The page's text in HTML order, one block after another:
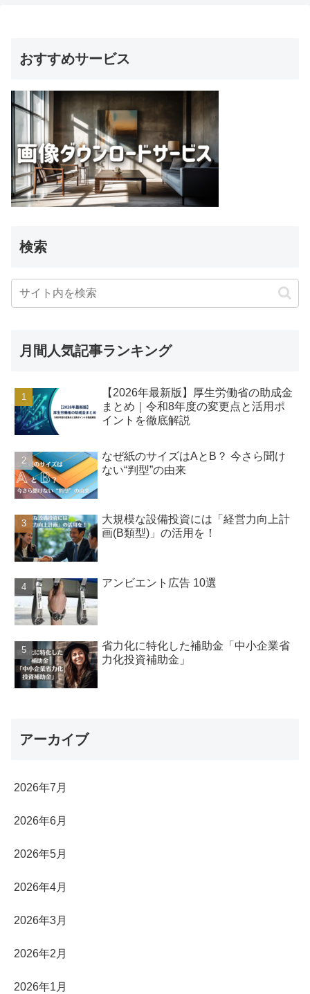
おすすめサービス
検索
月間人気記事ランキング
【2026年最新版】厚生労働省の助成金
まとめ｜令和8年度の変更点と活用ポ
イントを徹底解説
なぜ紙のサイズはAとB？ 今さら聞け
ない“判型”の由来
大規模な設備投資には「経営力向上計
画(B類型)」の活用を！
アンビエント広告 10選
省力化に特化した補助金「中小企業省
力化投資補助金」
アーカイブ
2026年7月
2026年6月
2026年5月
2026年4月
2026年3月
2026年2月
2026年1月